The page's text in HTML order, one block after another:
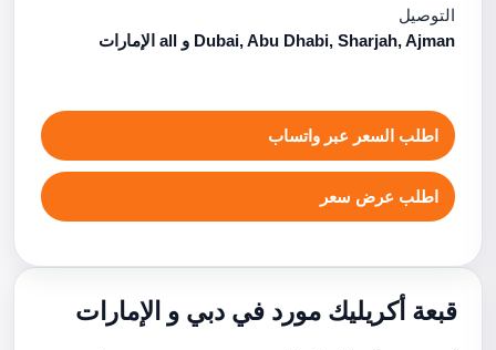
التوصيل
Dubai, Abu Dhabi, Sharjah, Ajman و all الإمارات
اطلب السعر عبر واتساب
اطلب عرض سعر
قبعة أكريليك مورد في دبي و الإمارات